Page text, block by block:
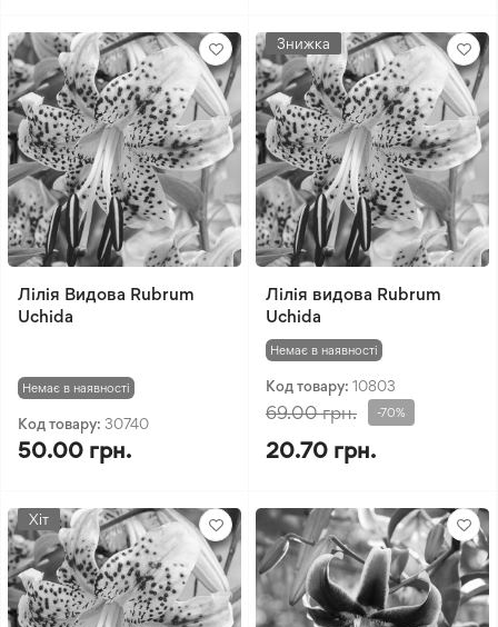
Лілія Видова Rubrum
Uchida
Немає в наявності
Код товару: 30740
50.00 грн.
Знижка
Лілія видова Rubrum
Uchida
Немає в наявності
Код товару: 10803
69.00 грн. -70%
20.70 грн.
Хіт